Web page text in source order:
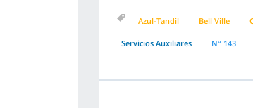
Azul-Tandil Bell Ville
Servicios Auxiliares N° 143